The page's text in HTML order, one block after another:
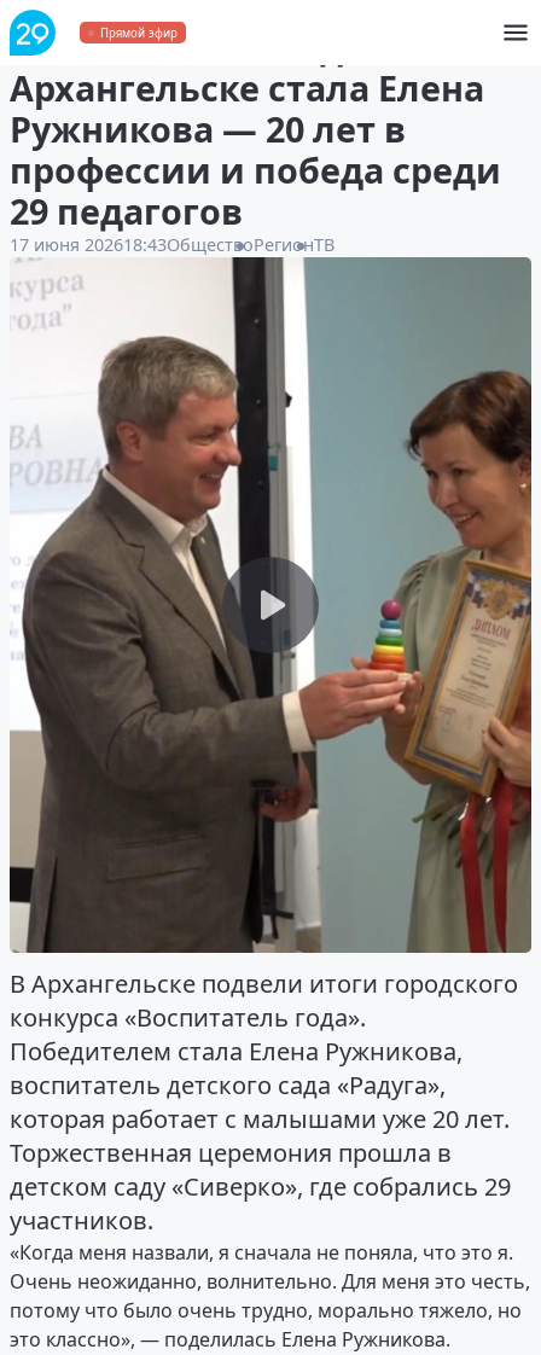
Прямой эфир
Воспитателем года в
Архангельске стала Елена
Ружникова — 20 лет в
профессии и победа среди
29 педагогов
17 июня 202618:43ОбществоРегионТВ
В Архангельске подвели итоги городского
конкурса «Воспитатель года».
Победителем стала Елена Ружникова,
воспитатель детского сада «Радуга»,
которая работает с малышами уже 20 лет.
Торжественная церемония прошла в
детском саду «Сиверко», где собрались 29
участников.
«Когда меня назвали, я сначала не поняла, что это я.
Очень неожиданно, волнительно. Для меня это честь,
потому что было очень трудно, морально тяжело, но
это классно», — поделилась Елена Ружникова.